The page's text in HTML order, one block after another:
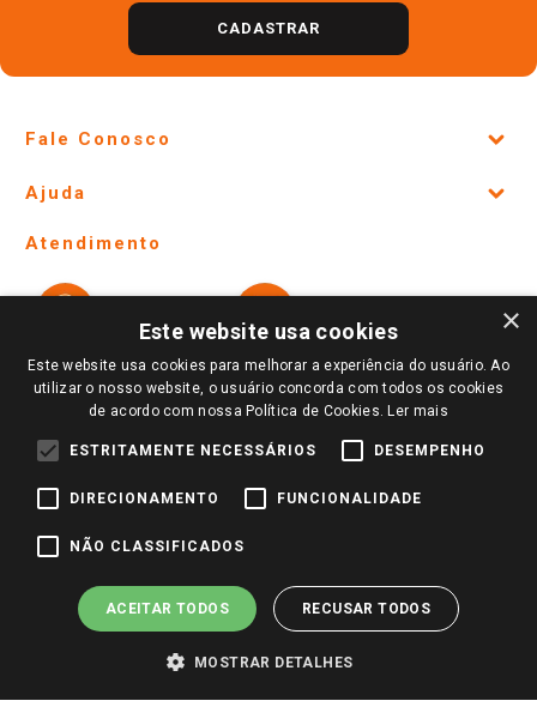
CADASTRAR
Fale Conosco
Lojas Físicas e Horários
Ofertas
Notícias
Perguntas frequentes
Trabalhe Conosco
Ajuda
Formas de Pagamento
Políticas de entrega
Trocas e Devoluções
Atendimento
Vendas Online
Ouvidoria
Redes Sociais
×
Este website usa cookies
Este website usa cookies para melhorar a experiência do usuário. Ao
utilizar o nosso website, o usuário concorda com todos os cookies
de acordo com nossa Política de Cookies. Ler mais
ESTRITAMENTE NECESSÁRIOS DESEMPENHO
DIRECIONAMENTO FUNCIONALIDADE
NÃO CLASSIFICADOS
ACEITAR TODOS RECUSAR TODOS
MOSTRAR DETALHES